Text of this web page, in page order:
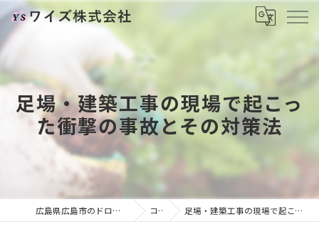
足場・建築工事の現場で起こっ
た衝撃の事故とその対策法
広島県広島市のドローンならワイズ株式会社 コラム 足場・建築工事の現場で起こった衝撃の事故とその対策法